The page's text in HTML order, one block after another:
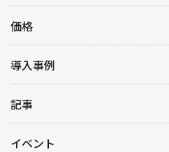
価格
導入事例
記事
イベント